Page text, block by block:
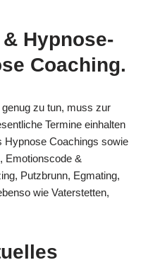
Hypnose-
Coaching.
zu tun, muss zur
Termine einhalten
Hypnose Coachings sowie
Emotionscode &
Putzbrunn, Egmating,
wie Vaterstetten,